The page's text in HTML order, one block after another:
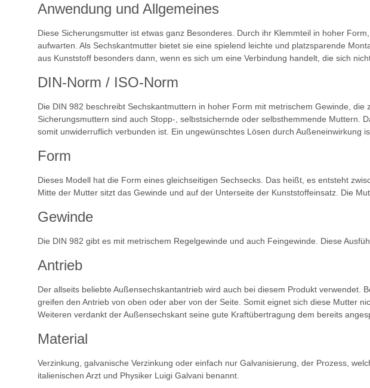
Anwendung und Allgemeines
Diese Sicherungsmutter ist etwas ganz Besonderes. Durch ihr Klemmteil in hoher
aufwarten. Als Sechskantmutter bietet sie eine spielend leichte und platzsparende
aus Kunststoff besonders dann, wenn es sich um eine Verbindung handelt, die sich
DIN-Norm / ISO-Norm
Die DIN 982 beschreibt Sechskantmuttern in hoher Form mit metrischem Gewinde,
Sicherungsmuttern sind auch Stopp-, selbstsichernde oder selbsthemmende Muttern.
somit unwiderruflich verbunden ist. Ein ungewünschtes Lösen durch Außeneinwirkung
Form
Dieses Modell hat die Form eines gleichseitigen Sechsecks. Das heißt, es entsteht
Mitte der Mutter sitzt das Gewinde und auf der Unterseite der Kunststoffeinsatz. Die
Gewinde
Die DIN 982 gibt es mit metrischem Regelgewinde und auch Feingewinde. Diese
Antrieb
Der allseits beliebte Außensechskantantrieb wird auch bei diesem Produkt verwendet.
greifen den Antrieb von oben oder aber von der Seite. Somit eignet sich diese Mutter
Weiteren verdankt der Außensechskant seine gute Kraftübertragung dem bereits
Material
Verzinkung, galvanische Verzinkung oder einfach nur Galvanisierung, der Prozess,
italienischen Arzt und Physiker Luigi Galvani benannt.